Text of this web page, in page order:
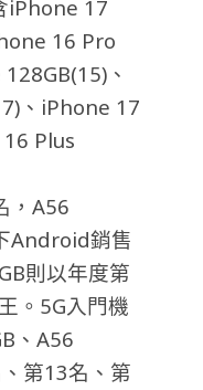
iPhone 17
16 Pro
、
、iPhone 17
Plus
，A56
Android銷售
則以年度第
。5G入門機
、A56
第13名、第